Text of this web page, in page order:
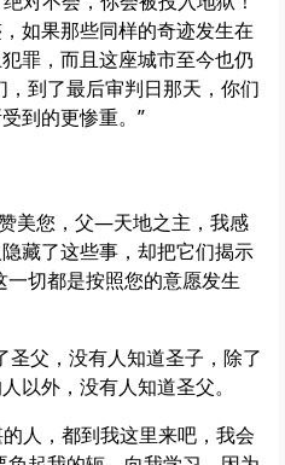
如果那些同样的奇迹发生在
罪，而且这座城市至今也仍
，到了最后审判日那天，你们
到的更惨重。”
美您，父—天地之主，我感
藏了这些事，却把它们揭示
一切都是按照您的意愿发生
圣父，没有人知道圣子，除了
以外，没有人知道圣父。
人，都到我这里来吧，我会